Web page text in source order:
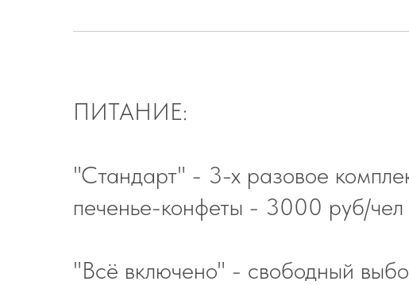
ПИТАНИЕ:
"Стандарт" - 3-х разовое
печенье-конфеты - 3000 руб/чел
"Всё включено" - свободный